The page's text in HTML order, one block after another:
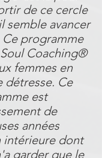
de ce cercle
semble avancer
programme
Coaching®
femmes en
détresse. Ce
est
de
années
dont
garder que le